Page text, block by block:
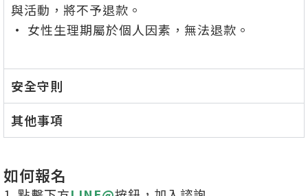
與活動，將不予退款。
• 女性生理期屬於個人因素，無法退款 。
安全守則
其他事項
如何報名